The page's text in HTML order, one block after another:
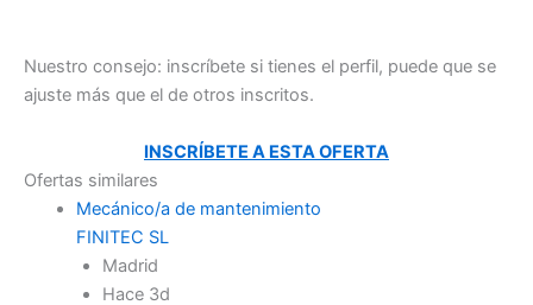
Nuestro consejo: inscríbete si tienes el perfil, puede que se
ajuste más que el de otros inscritos.
INSCRÍBETE A ESTA OFERTA
Ofertas similares
Mecánico/a de mantenimiento
FINITEC SL
Madrid
Hace 3d